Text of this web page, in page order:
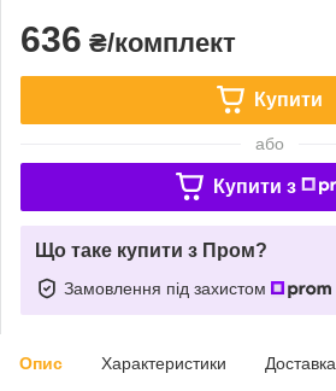
636 ₴/комплект
Купити
або
Купити з
Що таке купити з Пром?
Замовлення під захистом
Опис Характеристики Доставка